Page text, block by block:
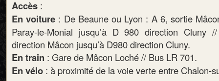
Accès :
En voiture : De Beaune ou Lyon : A 6, sortie
Paray-le-Monial jusqu’à D 980 direction Cluny
direction Mâcon jusqu’à D980 direction Cluny.
En train : Gare de Mâcon Loché // Bus LR 701.
En vélo : à proximité de la voie verte entre Chalon-